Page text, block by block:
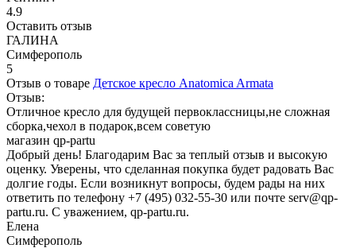
4.9
Оставить отзыв
ГАЛИНА
Симферополь
5
Отзыв о товаре Детское кресло Anatomica Armata
Отзыв:
Отличное кресло для будущей первоклассницы,не сложная
сборка,чехол в подарок,всем советую
магазин qp-partu
Добрый день! Благодарим Вас за теплый отзыв и высокую
оценку. Уверены, что сделанная покупка будет радовать Вас
долгие годы. Если возникнут вопросы, будем рады на них
ответить по телефону +7 (495) 032-55-30 или почте serv@qp-
partu.ru. С уважением, qp-partu.ru.
Елена
Симферополь